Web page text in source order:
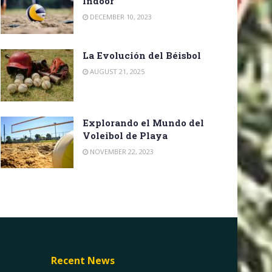
DECEMBER 10, 2023
La Evolución del Béisbol
AUGUST 21, 2025
Explorando el Mundo del
Voleibol de Playa
NOVEMBER 22, 2023
Recent News